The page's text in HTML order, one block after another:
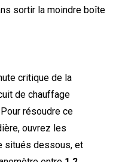
sortir la moindre boîte
critique de la
de chauffage
résoudre ce
ouvrez les
situés dessous, et